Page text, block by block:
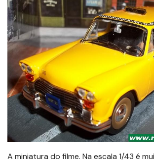
A miniatura do filme. Na escala 1/43 é